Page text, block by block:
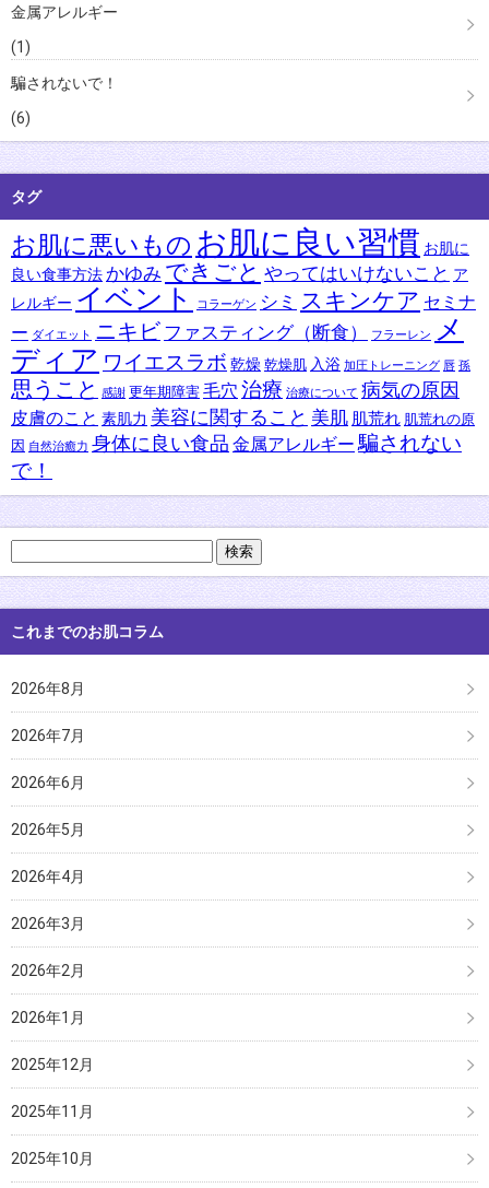
金属アレルギー
(1)
騙されないで！
(6)
タグ
お肌に悪いもの お肌に良い習慣 お肌に
良い食事方法 かゆみ できごと やってはいけないこと ア
レルギー イベント コラーゲン シミ スキンケア セミナ
ー ダイエット ニキビ ファスティング（断食） フラーレン
メ
ディア ワイエスラボ 乾燥 乾燥肌 入浴 加圧トレーニング 唇 孫
思うこと 感謝 更年期障害 毛穴 治療 治療について 病気の原因
皮膚のこと 素肌力 美容に関すること 美肌 肌荒れ 肌荒れの原
因 自然治癒力 身体に良い食品 金属アレルギー 騙されない
で！
索:
これまでのお肌コラム
2026年8月
2026年7月
2026年6月
2026年5月
2026年4月
2026年3月
2026年2月
2026年1月
2025年12月
2025年11月
2025年10月